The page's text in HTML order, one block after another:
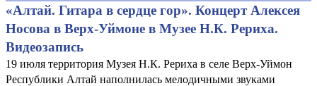
«Алтай. Гитара в сердце гор». Концерт Алексея
Носова в Верх-Уймоне в Музее Н.К. Рериха.
Видеозапись
19 июля территория Музея Н.К. Рериха в селе Верх-Уймон
Республики Алтай наполнилась мелодичными звуками